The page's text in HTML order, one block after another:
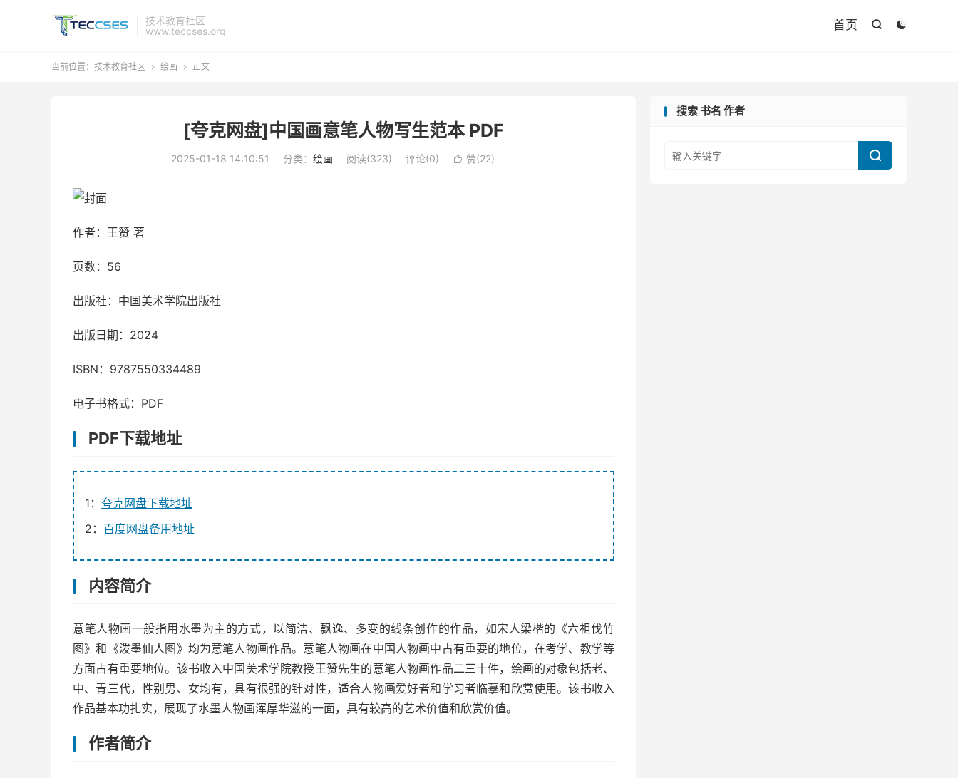
技术教育社区
www.teccses.org


首页
当前位置： 技术教育社区  绘画  正文
[夸克网盘]中国画意笔人物写生范本 PDF
2025-01-18 14:10:51 分类： 绘画 阅读(323) 评论(0)  赞(22)
作者：王赞 著
页数：56
出版社：中国美术学院出版社
出版日期：2024
ISBN：9787550334489
电子书格式：PDF
PDF下载地址
1： 夸克网盘下载地址
2： 百度网盘备用地址
内容简介
意笔人物画一般指用水墨为主的方式，以简洁、飘逸、多变的线条创作的作品，如宋人梁楷的《六祖伐竹
图》和《泼墨仙人图》均为意笔人物画作品。意笔人物画在中国人物画中占有重要的地位，在考学、教学等
方面占有重要地位。该书收入中国美术学院教授王赞先生的意笔人物画作品二三十件，绘画的对象包括老、
中、青三代，性别男、女均有，具有很强的针对性，适合人物画爱好者和学习者临摹和欣赏使用。该书收入
作品基本功扎实，展现了水墨人物画浑厚华滋的一面，具有较高的艺术价值和欣赏价值。
作者简介
搜索 书名 作者
